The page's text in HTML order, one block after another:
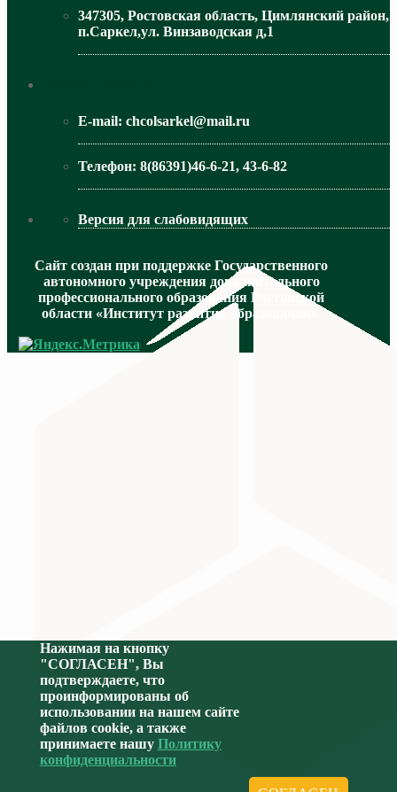
МИНИСТЕРСТВО ПРОСВЕЩЕНИЯ
347305, Ростовская область, Цимлянский район,
п.Саркел,ул. Винзаводская д,1
E-mail: chcolsarkel@mail.ru
Телефон: 8(86391)46-6-21, 43-6-82
Версия для слабовидящих
Сайт создан при поддержке Государственного
автономного учреждения дополнительного
профессионального образования Ростовской
области «Институт развития образования».
Нажимая на кнопку
"СОГЛАСЕН", Вы
подтверждаете, что
проинформированы об
использовании на нашем сайте
файлов cookie, а также
принимаете нашу Политику
конфиденциальности